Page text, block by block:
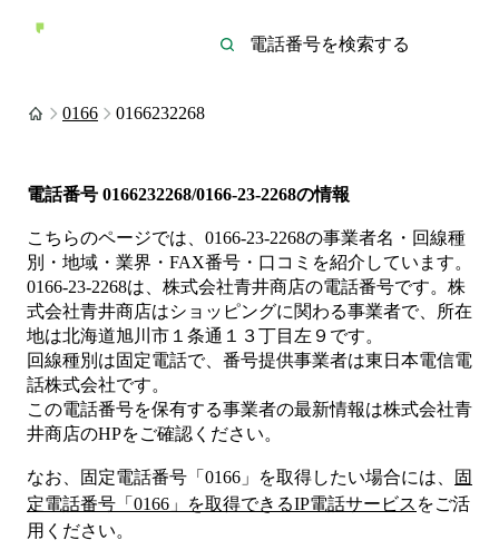
0166 0166232268
電話番号 0166232268/0166-23-2268の情報
こちらのページでは、 0166-23-2268の事業者名・回線種
別・地域・業界・FAX番号・口コミを紹介しています。
0166-23-2268は、 株式会社青井商店の電話番号です。 株
式会社青井商店はショッピングに関わる事業者で、所在
地は北海道旭川市１条通１３丁目左９ です。
回線種別は固定電話で、番号提供事業者は東日本電信電
話株式会社です。
この電話番号を保有する事業者の最新情報は株式会社青
井商店のHPをご確認ください。
なお、固定電話番号「 0166 」を取得したい場合には、
固
定電話番号「 0166 」を取得できるIP電話サービス をご活
用ください。